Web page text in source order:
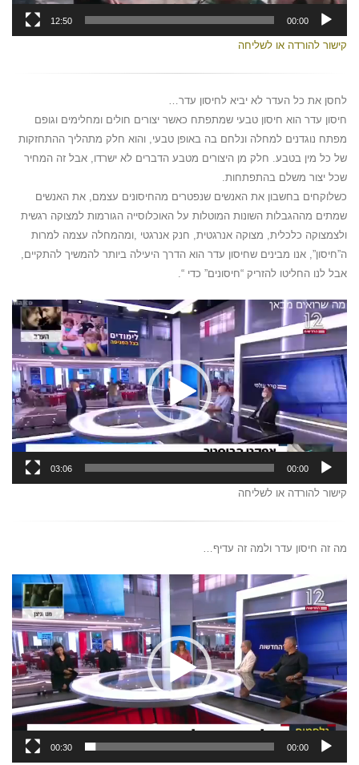
00:00
12:50
קישור להורדה או לשליחה
לחסן את כל העדר לא יביא לחיסון עדר…
חיסון עדר הוא חיסון טבעי שמתפתח כאשר יצורים חולים ומחלימים וגופם
מפתח נוגדנים למחלה ונלחם בה באופן טבעי, והוא חלק מתהליך ההתחזקות
של כל מין בטבע. חלק מן היצורים מטבע הדברים לא ישרדו, אבל זה המחיר
שכל יצור משלם בהתפתחות.
כשלוקחים בחשבון את האנשים שנפטרים מהחיסונים עצמם, את האנשים
שמתים מההגבלות השונות המוטלות על האוכלוסייה הגורמות למצוקה רגשית
ולצמצוקה כלכלית, מצוקה אנרגטית, חנק אנרגטי ,ומהמחלה עצמה למרות
ה”חיסון”, אנו מבינים שחיסון עדר הוא הדרך היעילה ביותר להמשיך להתקיים,
אבל לנו החליטו להזריק “חיסונים” כדי “.
נגן
וידאו
00:00
03:06
קישור להורדה או לשליחה
מה זה חיסון עדר ולמה זה עדיף…
נגן
00:00
00:30